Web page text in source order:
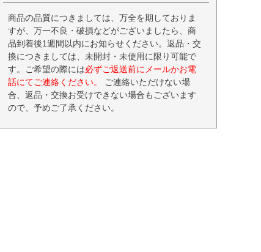
商品の品質につきましては、万全を期しておりま
すが、万一不良・破損などがございましたら、商
品到着後1週間以内にお知らせください。返品・交
換につきましては、未開封・未使用に限り可能で
す。ご希望の際には必ずご返送前にメールかお電
話にてご連絡ください。
ご連絡いただけない場
合、返品・交換お受けできない場合もございます
ので、予めご了承ください。